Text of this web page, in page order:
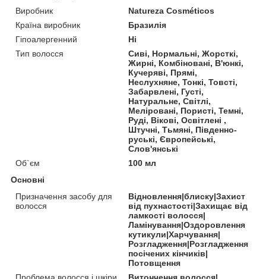
Виробник
Natureza Cosméticos
Країна виробник
Бразилія
Гіпоалергенний
Ні
Тип волосся
Сиві, Нормальні, Жорсткі,
Жирні, Комбіновані, В'юнкі,
Кучеряві, Прямі,
Неслухняне, Тонкі, Товсті,
Забарвлені, Густі,
Натуральне, Світлі,
Меліровані, Пористі, Темні,
Руді, Вікові, Освітлені ,
Штучні, Тьмяні, Південно-
руські, Європейські,
Слов'янські
Об`єм
100 мл
Основні
Призначення засобу для
волосся
Відновлення|блиску|Захист
від пухнастості|Захищає від
ламкості волосся|
Ламінування|Оздоровлення
кутикули|Харчування|
Розгладження|Розгладження
посічених кінчиків|
Потовщення